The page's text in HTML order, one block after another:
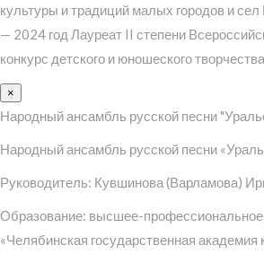
культуры и традиций малых городов и
— 2024 год Лауреат II степени
конкурс детского и юношеского
×
Народный ансамбль русской песни
Народный ансамбль русской песни
Руководитель: Кувшинова (Варламова)
Образование: высшее-
«Челябинская государственная академия